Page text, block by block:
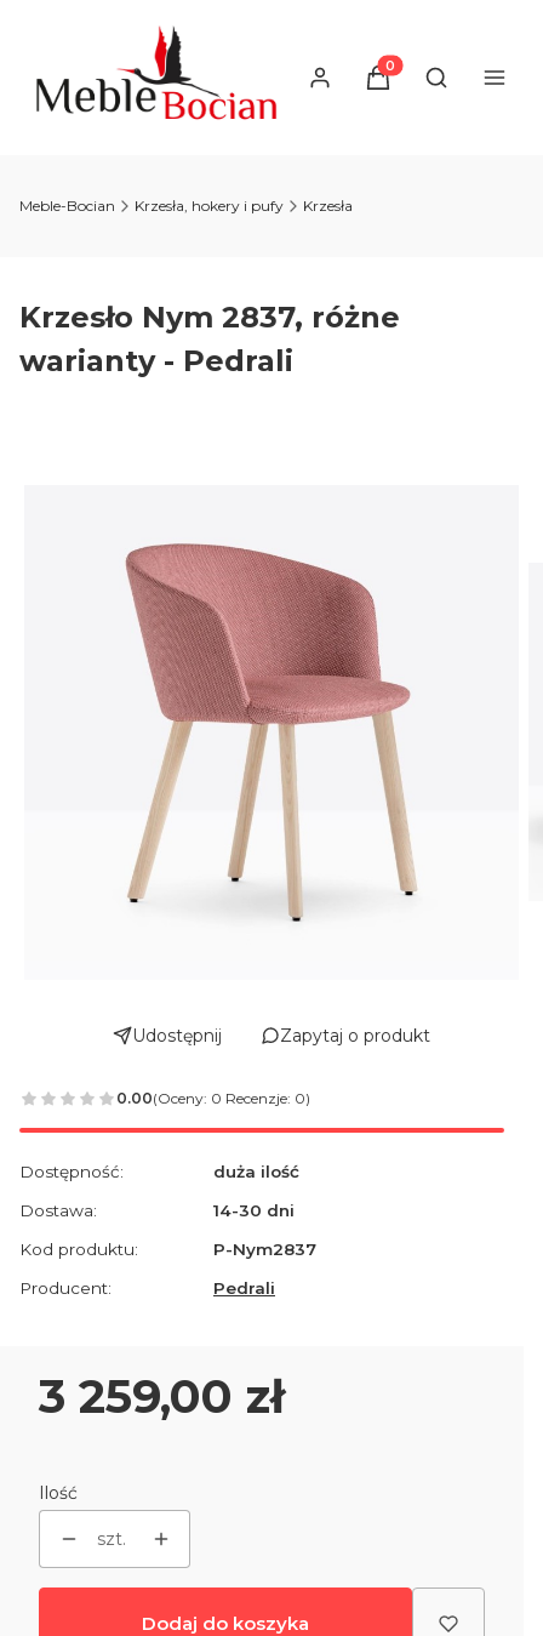
Produkty w
Otwórz
Meble-Bocian Krzesła, hokery i pufy Krzesła
Krzesło Nym 2837, różne
warianty - Pedrali
Udostępnij Zapytaj o produkt
0.00(Oceny: 0 Recenzje: 0)
Dostępność:
duża ilość
Dostawa:
14-30 dni
Kod produktu:
P-Nym2837
Producent:
Pedrali
Cena
3 259,00 zł
Ilość
szt.
Dodaj do koszyka